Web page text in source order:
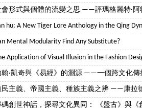
會形式與個體的流變之思 ——評瑪格麗特·阿
hu: A New Tiger Lore Anthology in the Qing
Mental Modularity Find Any Substitute?
Application of Visual Illusion in the Fashion
翰·凱奇與《易經》的淵源 ——一個跨文化傳
民主義、帝國主義、種族主義之辨 ——康拉
碼創世神話，探尋文化異同： 《盤古》與